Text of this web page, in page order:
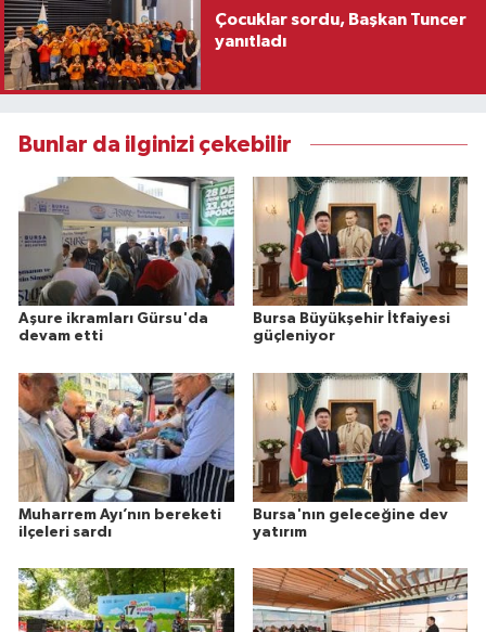
Çocuklar sordu, Başkan Tuncer
yanıtladı
Bunlar da ilginizi çekebilir
Aşure ikramları Gürsu'da
devam etti
Bursa Büyükşehir İtfaiyesi
güçleniyor
Muharrem Ayı’nın bereketi
ilçeleri sardı
Bursa'nın geleceğine dev
yatırım